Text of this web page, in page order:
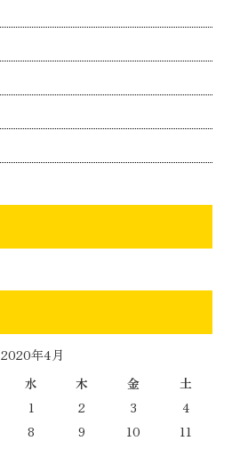
2020年4月
水 木 金
土
1
2 3
4
8 9 10
11